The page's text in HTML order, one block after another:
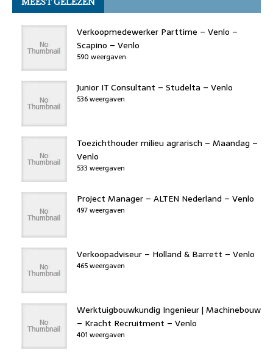
e
b
o
o
k
t
er
e
dI
n
o
d
o
a
d
s
s
A
l
Verkoopmedewerker Parttime – Venlo –
Scapino – Venlo
590 weergaven
Junior IT Consultant – Studelta – Venlo
536 weergaven
Toezichthouder milieu agrarisch – Maandag –
Venlo
533 weergaven
Project Manager – ALTEN Nederland – Venlo
497 weergaven
Verkoopadviseur – Holland & Barrett – Venlo
465 weergaven
Werktuigbouwkundig Ingenieur | Machinebouw
– Kracht Recruitment – Venlo
401 weergaven